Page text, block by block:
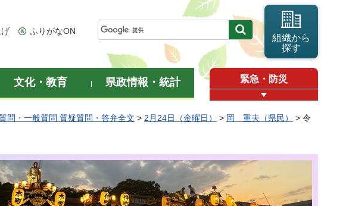
ふりがなON
組織から
探す
文化・教育 県政情報・統計 緊急・防災
問・一般質問 質疑質問・答弁全文 > 2月24日（金曜日） > 岡 重夫（県民）
> 令